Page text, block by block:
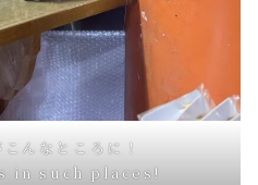
んなところに！
in such places!